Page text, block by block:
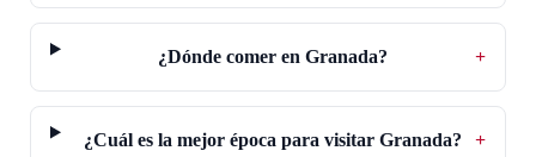
¿Dónde comer en Granada? +
¿Cuál es la mejor época para visitar Granada? +